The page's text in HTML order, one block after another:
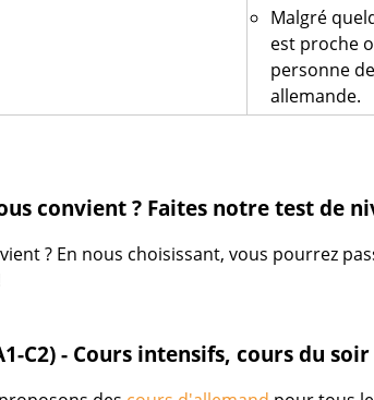
Malgré
est proche
personne
allemande.
convient ? Faites notre test de
? En nous choisissant, vous pourrez
C2) - Cours intensifs, cours du